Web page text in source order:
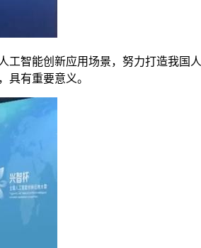
能创新应用场景，努力打造我国
具有重要意义。